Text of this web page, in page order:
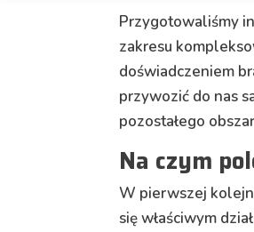
Przygotowaliśmy
zakresu
doświadczeniem
przywozić do nas
pozostałego
Na czym
W pierwszej
się właściwym